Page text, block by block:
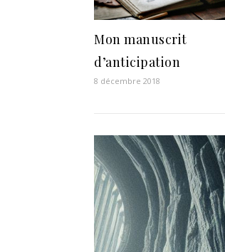
Mon manuscrit
d’anticipation
8 décembre 2018